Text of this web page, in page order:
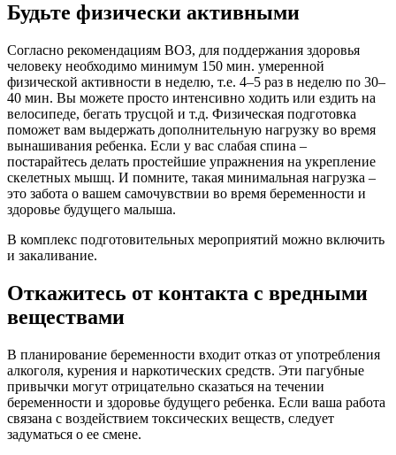
Будьте физически активными
Согласно рекомендациям ВОЗ, для поддержания здоровья
человеку необходимо минимум 150 мин. умеренной
физической активности в неделю, т.е. 4–5 раз в неделю по 30–
40 мин. Вы можете просто интенсивно ходить или ездить на
велосипеде, бегать трусцой и т.д. Физическая подготовка
поможет вам выдержать дополнительную нагрузку во время
вынашивания ребенка. Если у вас слабая спина –
постарайтесь делать простейшие упражнения на укрепление
скелетных мышц. И помните, такая минимальная нагрузка –
это забота о вашем самочувствии во время беременности и
здоровье будущего малыша.
В комплекс подготовительных мероприятий можно включить
и закаливание.
Откажитесь от контакта с вредными
веществами
В планирование беременности входит отказ от употребления
алкоголя, курения и наркотических средств. Эти пагубные
привычки могут отрицательно сказаться на течении
беременности и здоровье будущего ребенка. Если ваша работа
связана с воздействием токсических веществ, следует
задуматься о ее смене.